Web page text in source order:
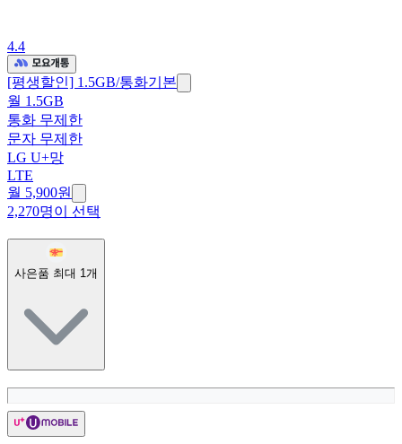
4.4
[평생할인] 1.5GB/통화기본
월 1.5GB
통화 무제한
문자 무제한
LG U+망
LTE
월 5,900원
2,270명이 선택
사은품 최대 1개